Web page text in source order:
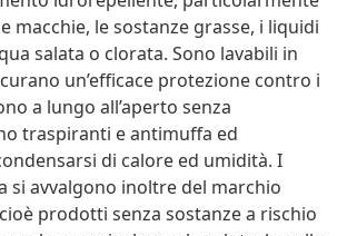
macchie, le sostanze grasse, i liquidi
salata o clorata. Sono lavabili in
un’efficace protezione contro i
a lungo all’aperto senza
traspiranti e antimuffa ed
di calore ed umidità. I
si avvalgono inoltre del marchio
prodotti senza sostanze a rischio